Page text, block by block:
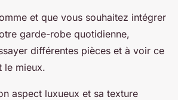
et que vous souhaitez intégrer
garde-robe quotidienne,
différentes pièces et à voir ce
le mieux.
aspect luxueux et sa texture